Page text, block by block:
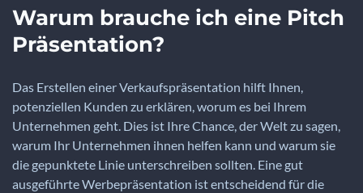
Warum brauche ich eine Pitch
Präsentation?
Das Erstellen einer Verkaufspräsentation hilft Ihnen,
potenziellen Kunden zu erklären, worum es bei Ihrem
Unternehmen geht. Dies ist Ihre Chance, der Welt zu sagen,
warum Ihr Unternehmen ihnen helfen kann und warum sie
die gepunktete Linie unterschreiben sollten. Eine gut
ausgeführte Werbepräsentation ist entscheidend für die